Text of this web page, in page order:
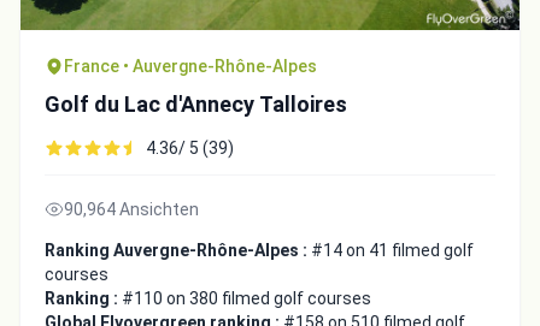
France • Auvergne-Rhône-Alpes
Golf du Lac d'Annecy Talloires
4.36/ 5 (39)
90,964 Ansichten
Ranking Auvergne-Rhône-Alpes : #14 on 41 filmed golf
courses
Ranking : #110 on 380 filmed golf courses